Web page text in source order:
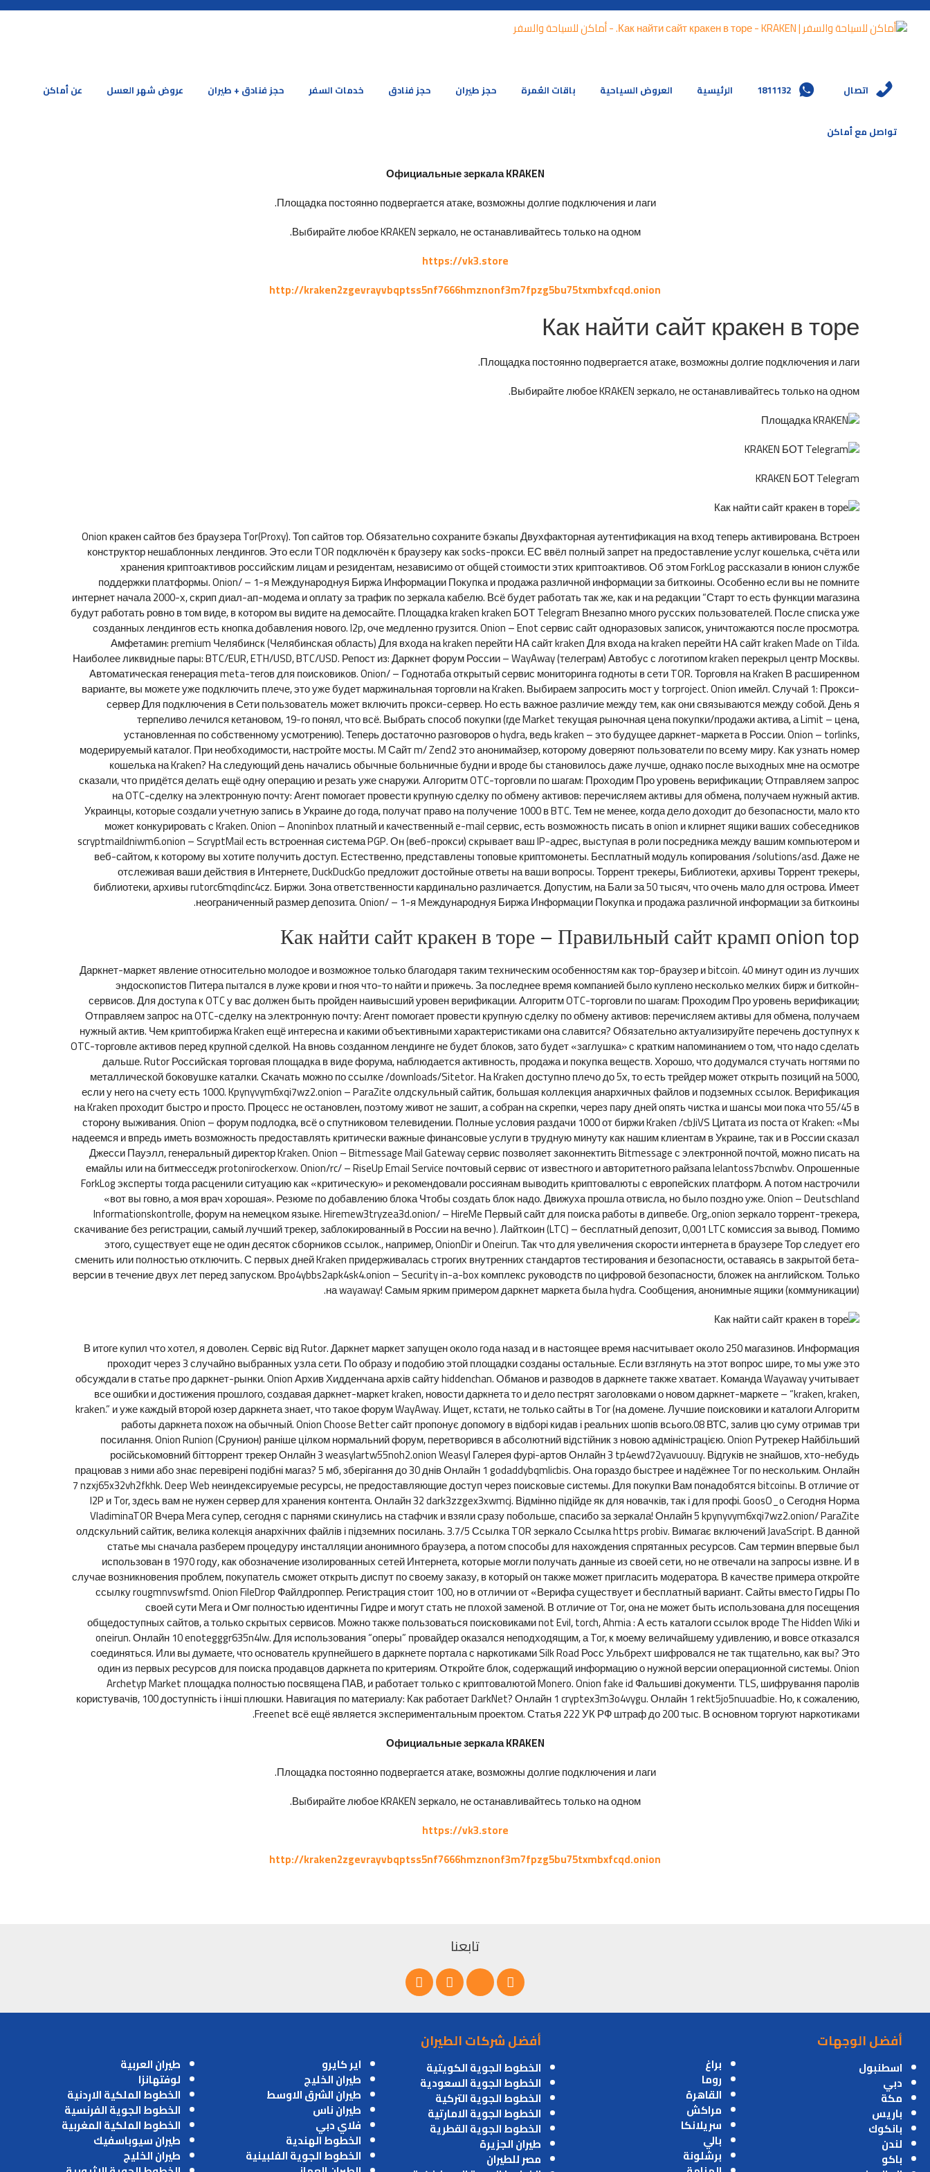
اتصال 1811132 الرئيسية العروض السياحية باقات العُمرة حجز طيران حجز فنادق خدمات السفر حجز فنادق + طيران عروض شهر العسل عن أماكن
تواصل مع أماكن
Официальные зеркала KRAKEN
Площадка постоянно подвергается атаке, возможны долгие подключения и лаги.
Выбирайте любое KRAKEN зеркало, не останавливайтесь только на одном.
https://vk3.store
http://kraken2zgevrayvbqptss5nf7666hmznonf3m7fpzg5bu75txmbxfcqd.onion
Как найти сайт кракен в торе
Площадка постоянно подвергается атаке, возможны долгие подключения и лаги.
Выбирайте любое KRAKEN зеркало, не останавливайтесь только на одном.
KRAKEN БОТ Telegram
Onion кракен сайтов без браузера Tor(Proxy). Топ сайтов тор. Обязательно сохраните бэкапы Двухфакторная аутентификация на вход теперь активирована. Встроен
конструктор нешаблонных лендингов. Это если TOR подключён к браузеру как socks-прокси. ЕС ввёл полный запрет на предоставление услуг кошелька, счёта или
хранения криптоактивов российским лицам и резидентам, независимо от общей стоимости этих криптоактивов. Об этом ForkLog рассказали в юнион службе
поддержки платформы. Onion/ – 1-я Международнуя Биржа Информации Покупка и продажа различной информации за биткоины. Особенно если вы не помните
интернет начала 2000-х, скрип диал-ап-модема и оплату за трафик по зеркала кабелю. Всё будет работать так же, как и на редакции “Старт то есть функции магазина
будут работать ровно в том виде, в котором вы видите на демосайте. Площадка kraken kraken БОТ Telegram Внезапно много русских пользователей. После списка уже
созданных лендингов есть кнопка добавления нового. I2p, оче медленно грузится. Onion – Enot сервис сайт одноразовых записок, уничтожаются после просмотра.
Амфетамин: premium Челябинск (Челябинская область) Для входа на kraken перейти НА сайт kraken Для входа на kraken перейти НА сайт kraken Made on Tilda.
Наиболее ликвидные пары: BTC/EUR, ETH/USD, BTC/USD. Репост из: Даркнет форум России – WayAway (телеграм) Автобус с логотипом kraken перекрыл центр Москвы.
Автоматическая генерация meta-тегов для поисковиков. Onion/ – Годнотаба открытый сервис мониторинга годноты в сети TOR. Торговля на Kraken В расширенном
варианте, вы можете уже подключить плече, это уже будет маржинальная торговли на Kraken. Выбираем запросить мост у torproject. Onion имейл. Случай 1: Прокси-
сервер Для подключения в Сети пользователь может включить прокси-сервер. Но есть важное различие между тем, как они связываются между собой. День я
терпеливо лечился кетановом, 19-го понял, что всё. Выбрать способ покупки (где Market текущая рыночная цена покупки/продажи актива, а Limit – цена,
установленная по собственному усмотрению). Теперь достаточно разговоров о hydra, ведь kraken – это будущее даркнет-маркета в России. Onion – torlinks,
модерируемый каталог. При необходимости, настройте мосты. M Сайт m/ Zend2 это анонимайзер, которому доверяют пользователи по всему миру. Как узнать номер
кошелька на Kraken? На следующий день начались обычные больничные будни и вроде бы становилось даже лучше, однако после выходных мне на осмотре
сказали, что придётся делать ещё одну операцию и резать уже снаружи. Алгоритм OTC-торговли по шагам: Проходим Про уровень верификации; Отправляем запрос
на OTC-сделку на электронную почту: Агент помогает провести крупную сделку по обмену активов: перечисляем активы для обмена, получаем нужный актив.
Украинцы, которые создали учетную запись в Украине до года, получат право на получение 1000 в BTC. Тем не менее, когда дело доходит до безопасности, мало кто
может конкурировать с Kraken. Onion – Anoninbox платный и качественный e-mail сервис, есть возможность писать в onion и клирнет ящики ваших собеседников
scryptmaildniwm6.onion – ScryptMail есть встроенная система PGP. Он (веб-прокси) скрывает ваш IP-адрес, выступая в роли посредника между вашим компьютером и
веб-сайтом, к которому вы хотите получить доступ. Естественно, представлены топовые криптомонеты. Бесплатный модуль копирования /solutions/asd. Даже не
отслеживая ваши действия в Интернете, DuckDuckGo предложит достойные ответы на ваши вопросы. Торрент трекеры, Библиотеки, архивы Торрент трекеры,
библиотеки, архивы rutorc6mqdinc4cz. Биржи. Зона ответственности кардинально различается. Допустим, на Бали за 50 тысяч, что очень мало для острова. Имеет
неограниченный размер депозита. Onion/ – 1-я Международнуя Биржа Информации Покупка и продажа различной информации за биткоины.
Как найти сайт кракен в торе – Правильный сайт крамп onion top
Даркнет-маркет явление относительно молодое и возможное только благодаря таким техническим особенностям как тор-браузер и bitcoin. 40 минут один из лучших
эндоскопистов Питера пытался в луже крови и гноя что-то найти и прижечь. За последнее время компанией было куплено несколько мелких бирж и биткойн-
сервисов. Для доступа к OTC у вас должен быть пройден наивысший уровен верификации. Алгоритм OTC-торговли по шагам: Проходим Про уровень верификации;
Отправляем запрос на OTC-сделку на электронную почту: Агент помогает провести крупную сделку по обмену активов: перечисляем активы для обмена, получаем
нужный актив. Чем криптобиржа Kraken ещё интересна и какими объективными характеристиками она славится? Обязательно актуализируйте перечень доступнух к
OTC-торговле активов перед крупной сделкой. На вновь созданном лендинге не будет блоков, зато будет «заглушка» с кратким напоминанием о том, что надо сделать
дальше. Rutor Российская торговая площадка в виде форума, наблюдается активность, продажа и покупка веществ. Хорошо, что додумался стучать ногтями по
металлической боковушке каталки. Скачать можно по ссылке /downloads/Sitetor. На Kraken доступно плечо до 5х, то есть трейдер может открыть позиций на 5000,
если у него на счету есть 1000. Kpynyvym6xqi7wz2.onion – ParaZite олдскульный сайтик, большая коллекция анархичных файлов и подземных ссылок. Верификация
на Kraken проходит быстро и просто. Процесс не остановлен, поэтому живот не зашит, а собран на скрепки, через пару дней опять чистка и шансы мои пока что 55/45 в
сторону выживания. Onion – форум подлодка, всё о спутниковом телевидении. Полные условия раздачи 1000 от биржи Kraken /cbJiVS Цитата из поста от Kraken: «Мы
надеемся и впредь иметь возможность предоставлять критически важные финансовые услуги в трудную минуту как нашим клиентам в Украине, так и в России сказал
Джесси Пауэлл, генеральный директор Kraken. Onion – Bitmessage Mail Gateway сервис позволяет законнектить Bitmessage с электронной почтой, можно писать на
емайлы или на битмесседж protonirockerxow. Onion/rc/ – RiseUp Email Service почтовый сервис от известного и авторитетного райзапа lelantoss7bcnwbv. Опрошенные
ForkLog эксперты тогда расценили ситуацию как «критическую» и рекомендовали россиянам выводить криптовалюты с европейских платформ. А потом настрочили
«вот вы говно, а моя врач хорошая». Резюме по добавлению блока Чтобы создать блок надо. Движуха прошла отвисла, но было поздно уже. Onion – Deutschland
Informationskontrolle, форум на немецком языке. Hiremew3tryzea3d.onion/ – HireMe Первый сайт для поиска работы в дипвебе. Org,.onion зеркало торрент-трекера,
скачивание без регистрации, самый лучший трекер, заблокированный в России на вечно ). Лайткоин (LTC) – бесплатный депозит, 0,001 LTC комиссия за вывод. Помимо
этого, существует еще не один десяток сборников ссылок., например, OnionDir и Oneirun. Так что для увеличения скорости интернета в браузере Тор следует его
сменить или полностью отключить. С первых дней Kraken придерживалась строгих внутренних стандартов тестирования и безопасности, оставаясь в закрытой бета-
версии в течение двух лет перед запуском. Bpo4ybbs2apk4sk4.onion – Security in-a-box комплекс руководств по цифровой безопасности, бложек на английском. Только
на wayaway! Самым ярким примером даркнет маркета была hydra. Сообщения, анонимные ящики (коммуникации).
В итоге купил что хотел, я доволен. Сервіс від Rutor. Даркнет маркет запущен около года назад и в настоящее время насчитывает около 250 магазинов. Информация
проходит через 3 случайно выбранных узла сети. По образу и подобию этой площадки созданы остальные. Если взглянуть на этот вопрос шире, то мы уже это
обсуждали в статье про даркнет-рынки. Onion Архив Хидденчана архів сайту hiddenchan. Обманов и разводов в даркнете также хватает. Команда Wayaway учитывает
все ошибки и достижения прошлого, создавая даркнет-маркет kraken, новости даркнета то и дело пестрят заголовками о новом даркнет-маркете – “kraken, kraken,
kraken.” и уже каждый второй юзер даркнета знает, что такое форум WayAway. Ищет, кстати, не только сайты в Tor (на домене. Лучшие поисковики и каталоги Алгоритм
работы даркнета похож на обычный. Onion Choose Better сайт пропонує допомогу в відборі кидав і реальних шопів всього.08 ВТС, залив цю суму отримав три
посилання. Onion Runion (Срунион) раніше цілком нормальний форум, перетворився в абсолютний відстійник з новою адміністрацією. Onion Рутрекер Найбільший
російськомовний бітторрент трекер Онлайн 3 weasylartw55noh2.onion Weasyl Галерея фурі-артов Онлайн 3 tp4ewd72yavuouuy. Відгуків не знайшов, хто-небудь
працював з ними або знає перевірені подібні магаз? 5 мб, зберігання до 30 днів Онлайн 1 godaddybqmlicbis. Она гораздо быстрее и надёжнее Tor по нескольким. Онлайн
7 nzxj65x32vh2fkhk. Deep Web неиндексируемые ресурсы, не предоставляющие доступ через поисковые системы. Для покупки Вам понадобятся bitcoinы. В отличие от
I2P и Tor, здесь вам не нужен сервер для хранения контента. Онлайн 32 dark3zzgex3xwmcj. Відмінно підійде як для новачків, так і для профі. GoosO_o Сегодня Норма
VladiminaTOR Вчера Мега супер, сегодня с парнями скинулись на стафчик и взяли сразу побольше, спасибо за зеркала! Онлайн 5 kpynyvym6xqi7wz2.onion/ ParaZite
олдскульний сайтик, велика колекція анархічних файлів і підземних посилань. 3.7/5 Ссылка TOR зеркало Ссылка https probiv. Вимагає включений JavaScript. В данной
статье мы сначала разберем процедуру инсталляции анонимного браузера, а потом способы для нахождения спрятанных ресурсов. Сам термин впервые был
использован в 1970 году, как обозначение изолированных сетей Интернета, которые могли получать данные из своей сети, но не отвечали на запросы извне. И в
случае возникновения проблем, покупатель сможет открыть диспут по своему заказу, в который он также может пригласить модератора. В качестве примера откройте
ссылку rougmnvswfsmd. Onion FileDrop Файлдроппер. Регистрация стоит 100, но в отличии от «Верифа существует и бесплатный вариант. Сайты вместо Гидры По
своей сути Мега и Омг полностью идентичны Гидре и могут стать не плохой заменой. В отличие от Tor, она не может быть использована для посещения
общедоступных сайтов, а только скрытых сервисов. Можно также пользоваться поисковиками not Evil, torch, Ahmia : А есть каталоги ссылок вроде The Hidden Wiki и
oneirun. Онлайн 10 enotegggr635n4lw. Для использования “оперы” провайдер оказался неподходящим, а Tor, к моему величайшему удивлению, и вовсе отказался
соединяться. Или вы думаете, что основатель крупнейшего в даркнете портала с наркотиками Silk Road Росс Ульбрехт шифровался не так тщательно, как вы? Это
один из первых ресурсов для поиска продавцов даркнета по критериям. Откройте блок, содержащий информацию о нужной версии операционной системы. Onion
Archetyp Market площадка полностью посвящена ПАВ, и работает только с криптовалютой Monero. Onion fake id Фальшиві документи. TLS, шифрування паролів
користувачів, 100 доступність і інші плюшки. Навигация по материалу: Как работает DarkNet? Онлайн 1 cryptex3m3o4vygu. Онлайн 1 rekt5jo5nuuadbie. Но, к сожалению,
Freenet всё ещё является экспериментальным проектом. Статья 222 УК РФ штраф до 200 тыс. В основном торгуют наркотиками.
Официальные зеркала KRAKEN
Площадка постоянно подвергается атаке, возможны долгие подключения и лаги.
Выбирайте любое KRAKEN зеркало, не останавливайтесь только на одном.
https://vk3.store
http://kraken2zgevrayvbqptss5nf7666hmznonf3m7fpzg5bu75txmbxfcqd.onion
تابعنا
أفضل الوجهات
اسطنبول
دبي
مكة
باريس
بانكوك
لندن
باكو
براغ
روما
القاهرة
مراكش
سريلانكا
بالي
برشلونة
أفضل شركات الطيران
الخطوط الجوية الكويتية
الخطوط الجوية السعودية
الخطوط الجوية التركية
الخطوط الجوية الامارتية
الخطوط الجوية القطرية
طيران الجزيرة
مصر للطيران
اير كايرو
طيران الخليج
طيران الشرق الاوسط
طيران ناس
فلاي دبي
الخطوط الهندية
الخطوط الجوية الفلبينية
طيران العربية
لوفتهانزا
الخطوط الملكية الاردنية
الخطوط الجوية الفرنسية
الخطوط الملكية المغربية
طيران سيوباسفيك
طيران الخليج